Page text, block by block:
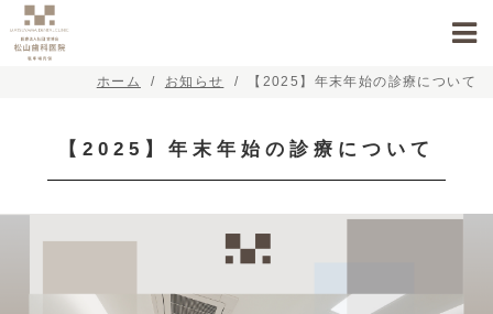
ホーム お知らせ 【2025】年末年始の診療について
【2025】年末年始の診療について